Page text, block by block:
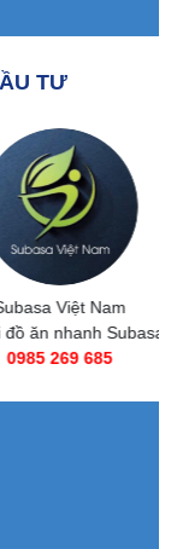
TƯ
Việt Nam
ăn nhanh Subasa
269 685